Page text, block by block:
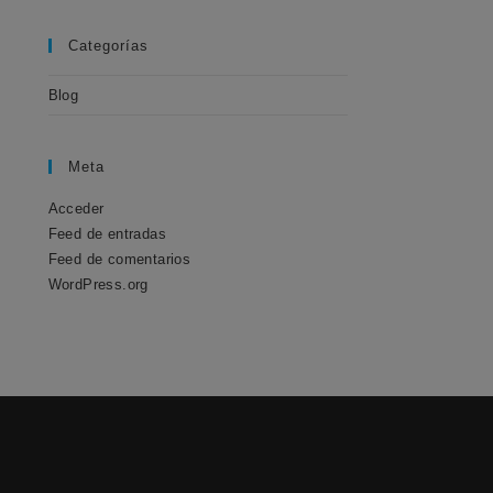
Categorías
Blog
Meta
Acceder
Feed de entradas
Feed de comentarios
WordPress.org